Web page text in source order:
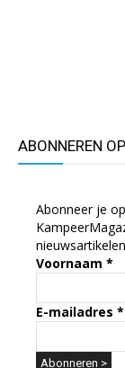
ABONNEREN
Abonneer je
Voornaam *
E-mailadres *